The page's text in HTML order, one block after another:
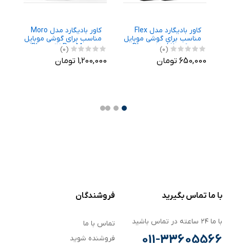
کاور بادیگارد مدل Flex
مناسب برای گوشی موبایل
ناتینگ Phone 3a Lite
(0)
650,000 تومان
کاور بادیگارد مدل Moro
مناسب برای گوشی موبایل
اپل iPhone 17 Pro Max
(0)
1,200,000 تومان
با ما تماس بگیرید
با ما ۲۴ ساعته در تماس باشید
011-33605566
فروشندگان
تماس با ما
فروشنده شوید